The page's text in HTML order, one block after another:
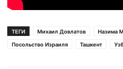
ТЕГИ Михаил Довлатов
Назима
Посольство Израиля
Ташкент